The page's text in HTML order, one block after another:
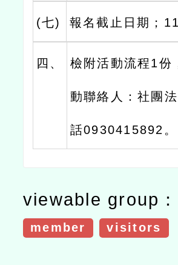
(七) 報名截止日期；
四、 檢附活動流程1份
動聯絡人：社團
話0930415892。
viewable group：
member visitors